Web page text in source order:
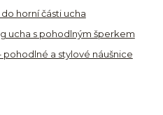
horní části ucha
ucha s pohodlným šperkem
pohodlné a stylové náušnice